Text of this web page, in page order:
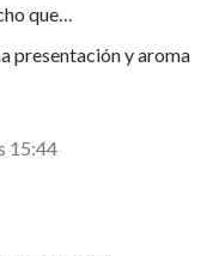
que…
presentación y aroma
15:44